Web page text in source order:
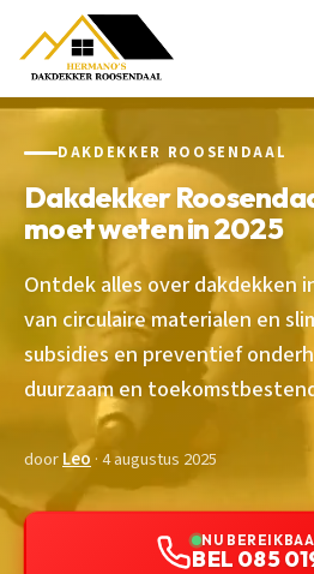
DAKDEKKER ROOSENDAAL
Dakdekker
moet weten in 2025
Ontdek alles over dakdekken
van circulaire materialen en
subsidies en preventief
duurzaam en
doorLeo · 4 augustus 2025
NU
BEL 085